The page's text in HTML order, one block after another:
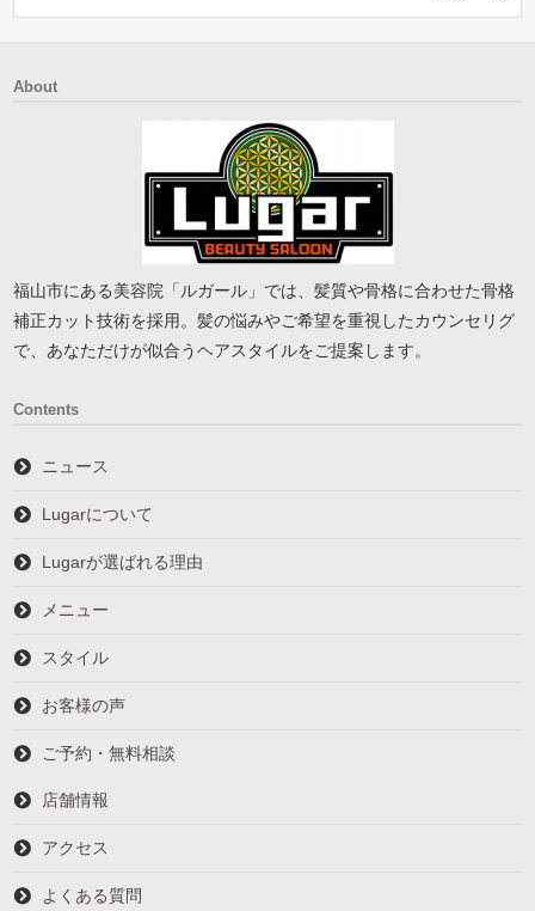
About
福山市にある美容院「ルガール」では、髪質や骨格に合わせた骨格
補正カット技術を採用。髪の悩みやご希望を重視したカウンセリグ
で、あなただけが似合うヘアスタイルをご提案します。
Contents
ニュース
Lugarについて
Lugarが選ばれる理由
メニュー
スタイル
お客様の声
ご予約・無料相談
店舗情報
アクセス
よくある質問